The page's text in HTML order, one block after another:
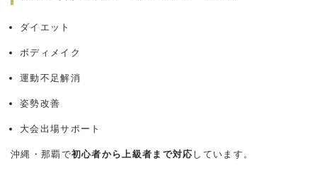
ダイエット
ボディメイク
運動不足解消
姿勢改善
大会出場サポート
沖縄・那覇で初心者から上級者まで対応 しています。